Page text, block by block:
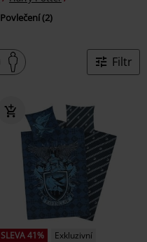
Povlečení (2)
Filtr
SLEVA 41%
Exkluzivní